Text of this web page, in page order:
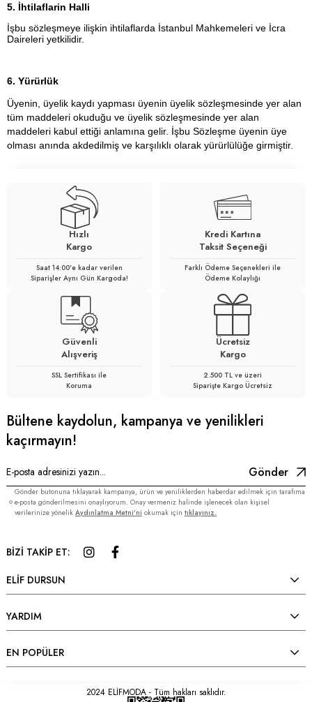
5. İhtilaflarin Halli
İşbu sözleşmeye ilişkin ihtilaflarda İstanbul Mahkemeleri ve İcra
Daireleri yetkilidir.
6. Yürürlük
Üyenin, üyelik kaydı yapması üyenin üyelik sözleşmesinde yer alan
tüm maddeleri okuduğu ve üyelik sözleşmesinde yer alan
maddeleri kabul ettiği anlamına gelir. İşbu Sözleşme üyenin üye
olması anında akdedilmiş ve karşılıklı olarak yürürlülüğe girmiştir.
Hızlı
Kargo
Saat 14:00'e kadar verilen
Siparişler Aynı Gün Kargoda!
Kredi Kartına
Taksit Seçeneği
Farklı Ödeme Seçenekleri ile
Ödeme Kolaylığı
Güvenli
Alışveriş
SSL Sertifikası ile
Koruma
Ücretsiz
Kargo
2.500 TL ve üzeri
Siparişte Kargo Ücretsiz
Bültene kaydolun, kampanya ve yenilikleri
kaçırmayın!
Gönder
Gönder butonuna tıklayarak kampanya, ürün ve yeniliklerden haberdar edilmek için tarafıma
e-posta gönderilmesini onaylıyorum. Onay vermeniz halinde işlenecek olan kişisel
verilerinize yönelik Aydınlatma Metni’ni okumak için tıklayınız.
BİZİ TAKİP ET:
ELİF DURSUN
YARDIM
EN POPÜLER
2024 ELİFMODA - Tüm hakları saklıdır.